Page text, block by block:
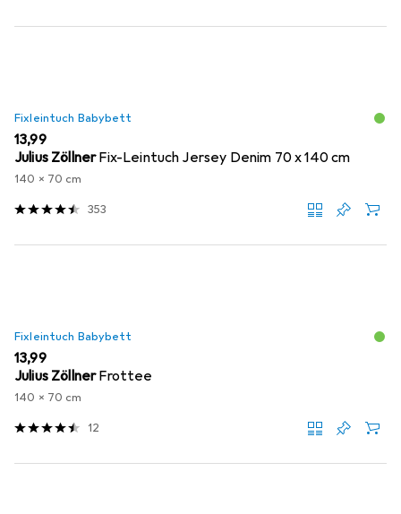
Fixleintuch Babybett
EUR
13,99
Julius ZöllnerFix-Leintuch Jersey Denim 70 x 140 cm
140 x 70 cm
353
Fixleintuch Babybett
EUR
13,99
Julius ZöllnerFrottee
140 x 70 cm
12